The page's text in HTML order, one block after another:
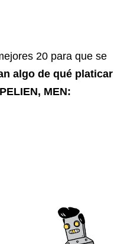
20 para que se
algo de qué platicar
MEN: